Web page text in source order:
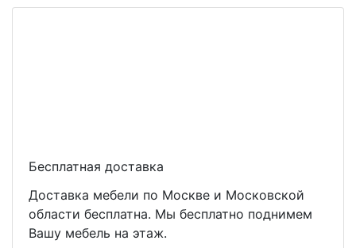
Бесплатная доставка
Доставка мебели по Москве и Московской
области бесплатна. Мы бесплатно поднимем
Вашу мебель на этаж.